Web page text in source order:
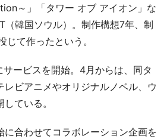
～」「タワー オブ アイオン」な
（韓国ソウル）。制作構想7年、制
て作ったという。
ービスを開始。4月からは、同タ
レビアニメやオリジナルノベル、ウ
ている。
合わせてコラボレーション企画を